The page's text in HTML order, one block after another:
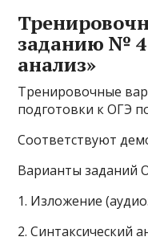
заданию № 4
анализ»
Тренировочные
подготовки к ОГЭ
Соответствуют
Варианты заданий
1. Изложение
2. Син­так­си­че­ский